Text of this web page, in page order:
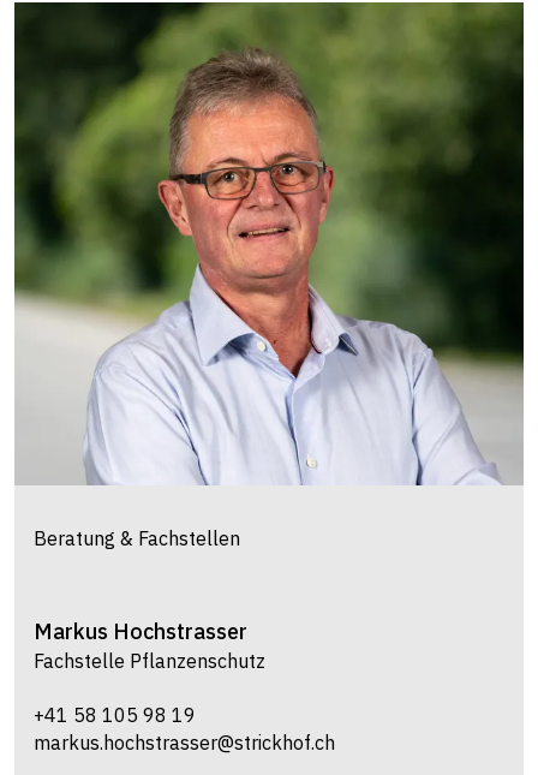
Beratung & Fachstellen
Markus Hochstrasser
Fachstelle Pflanzenschutz
+41 58 105 98 19
markus.hochstrasser@strickhof.ch